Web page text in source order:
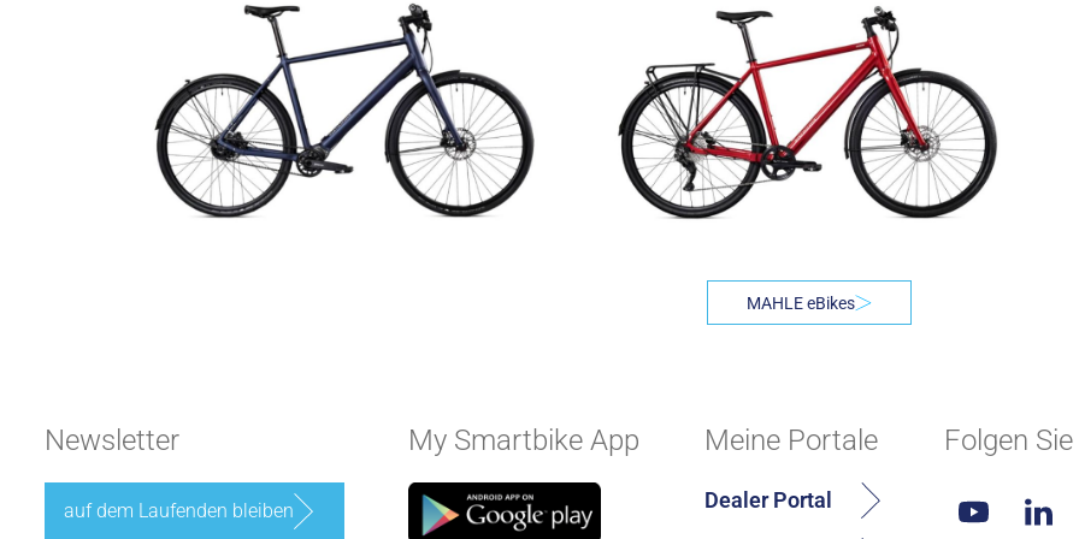
MAHLE eBikes
Newsletter
auf dem Laufenden bleiben
My Smartbike App Meine Portale
Dealer Portal
Folgen